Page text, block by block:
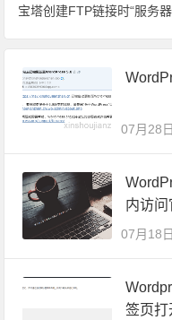
07月28日
内访问
07月18日
签页打